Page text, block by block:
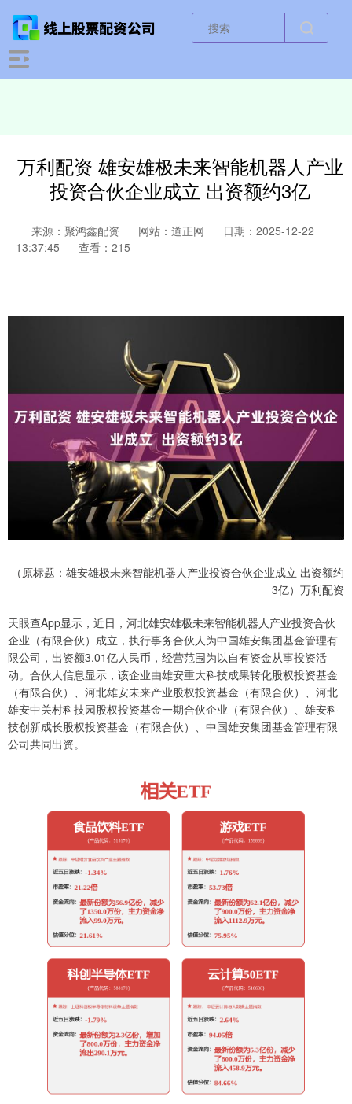
万利配资 雄安雄极未来智能机器人产业
投资合伙企业成立 出资额约3亿
来源：聚鸿鑫配资 网站：道正网
日期：2025-12-22
13:37:45
查看：215
（原标题：雄安雄极未来智能机器人产业投资合伙企业成立 出资额约
3亿）万利配资
天眼查App显示，近日，河北雄安雄极未来智能机器人产业投资合伙
企业（有限合伙）成立，执行事务合伙人为中国雄安集团基金管理有
限公司，出资额3.01亿人民币，经营范围为以自有资金从事投资活
动。合伙人信息显示，该企业由雄安重大科技成果转化股权投资基金
（有限合伙）、河北雄安未来产业股权投资基金（有限合伙）、河北
雄安中关村科技园股权投资基金一期合伙企业（有限合伙）、雄安科
技创新成长股权投资基金（有限合伙）、中国雄安集团基金管理有限
公司共同出资。